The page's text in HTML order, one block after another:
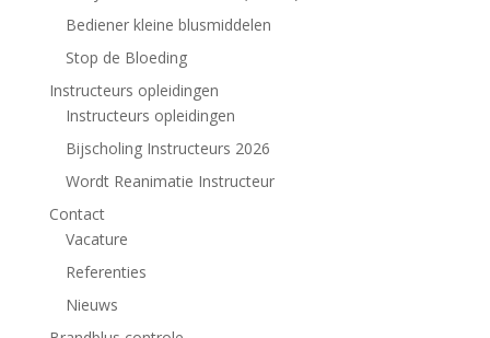
Bediener kleine blusmiddelen
Stop de Bloeding
Instructeurs opleidingen
Instructeurs opleidingen
Bijscholing Instructeurs 2026
Wordt Reanimatie Instructeur
Contact
Vacature
Referenties
Nieuws